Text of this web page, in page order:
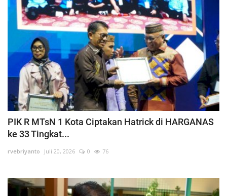
PIK R MTsN 1 Kota Ciptakan Hatrick di HARGANAS
ke 33 Tingkat...
rvebriyanto Juli 20, 2026 0 76